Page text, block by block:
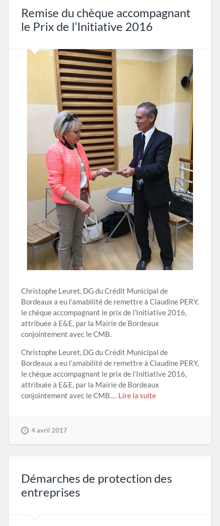
Remise du chèque accompagnant
le Prix de l’Initiative 2016
Christophe Leuret, DG du Crédit Municipal de
Bordeaux a eu l’amabilité de remettre à Claudine PERY,
le chèque accompagnant le prix de l’Initiative 2016,
attribuée à E&E, par la Mairie de Bordeaux
conjointement avec le CMB.
Christophe Leuret, DG du Crédit Municipal de
Bordeaux a eu l’amabilité de remettre à Claudine PERY,
le chèque accompagnant le prix de l’Initiative 2016,
attribuée à E&E, par la Mairie de Bordeaux
conjointement avec le CMB.… Lire la suite
4 avril 2017
Démarches de protection des
entreprises